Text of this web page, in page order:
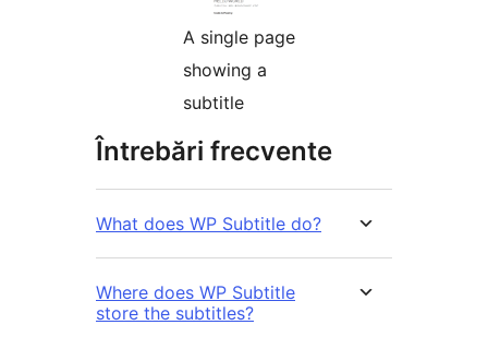
A single page
showing a
subtitle
Întrebări frecvente
What does WP Subtitle do?
Where does WP Subtitle
store the subtitles?